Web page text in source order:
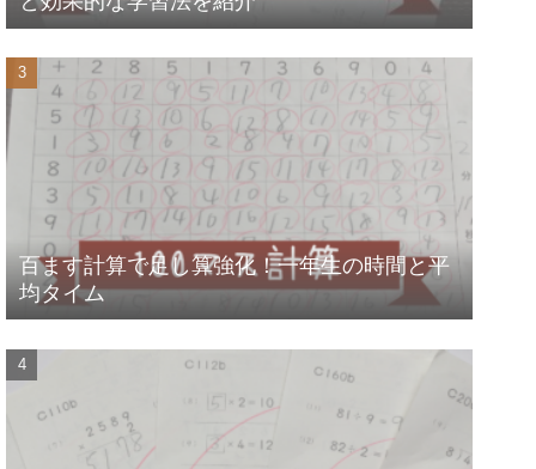
百ます計算で足し算強化！一年生の時間と平
均タイム